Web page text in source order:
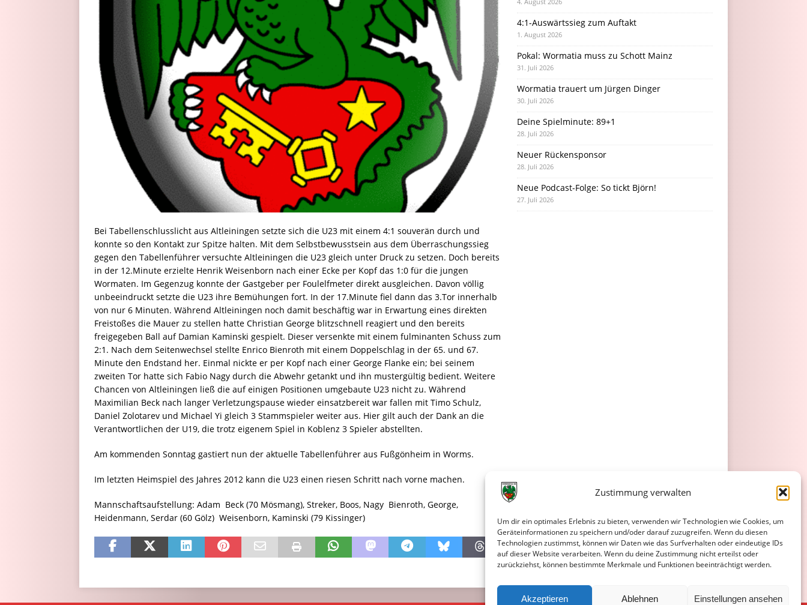
Zustimmung verwalten
Um dir ein optimales Erlebnis zu bieten, verwenden wir Technologien wie Cookies, um
Geräteinformationen zu speichern und/oder darauf zuzugreifen. Wenn du diesen
Technologien zustimmst, können wir Daten wie das Surfverhalten oder eindeutige IDs
auf dieser Website verarbeiten. Wenn du deine Zustimmung nicht erteilst oder
zurückziehst, können bestimmte Merkmale und Funktionen beeinträchtigt werden.
Akzeptieren Ablehnen Einstellungen ansehen
Bei Tabellenschlusslicht aus Altleiningen setzte sich die U23 mit einem 4:1 souverän durch und
konnte so den Kontakt zur Spitze halten. Mit dem Selbstbewusstsein aus dem Überraschungssieg
gegen den Tabellenführer versuchte Altleiningen die U23 gleich unter Druck zu setzen. Doch bereits
in der 12.Minute erzielte Henrik Weisenborn nach einer Ecke per Kopf das 1:0 für die jungen
Wormaten. Im Gegenzug konnte der Gastgeber per Foulelfmeter direkt ausgleichen. Davon völlig
unbeeindruckt setzte die U23 ihre Bemühungen fort. In der 17.Minute fiel dann das 3.Tor innerhalb
von nur 6 Minuten. Während Altleiningen noch damit beschäftig war in Erwartung eines direkten
Freistoßes die Mauer zu stellen hatte Christian George blitzschnell reagiert und den bereits
freigegeben Ball auf Damian Kaminski gespielt. Dieser versenkte mit einem fulminanten Schuss zum
2:1. Nach dem Seitenwechsel stellte Enrico Bienroth mit einem Doppelschlag in der 65. und 67.
Minute den Endstand her. Einmal nickte er per Kopf nach einer George Flanke ein; bei seinem
zweiten Tor hatte sich Fabio Nagy durch die Abwehr getankt und ihn mustergültig bedient. Weitere
Chancen von Altleiningen ließ die auf einigen Positionen umgebaute U23 nicht zu. Während
Maximilian Beck nach langer Verletzungspause wieder einsatzbereit war fallen mit Timo Schulz,
Daniel Zolotarev und Michael Yi gleich 3 Stammspieler weiter aus. Hier gilt auch der Dank an die
Verantwortlichen der U19, die trotz eigenem Spiel in Koblenz 3 Spieler abstellten.
Am kommenden Sonntag gastiert nun der aktuelle Tabellenführer aus Fußgönheim in Worms.
Im letzten Heimspiel des Jahres 2012 kann die U23 einen riesen Schritt nach vorne machen.
Mannschaftsaufstellung: Adam  Beck (70 Mösmang), Streker, Boos, Nagy  Bienroth, George,
Heidenmann, Serdar (60 Gölz)  Weisenborn, Kaminski (79 Kissinger)
4:1-Auswärtssieg zum Auftakt
1. August 2026
Pokal: Wormatia muss zu Schott Mainz
31. Juli 2026
Wormatia trauert um Jürgen Dinger
30. Juli 2026
Deine Spielminute: 89+1
28. Juli 2026
Neuer Rückensponsor
28. Juli 2026
Neue Podcast-Folge: So tickt Björn!
27. Juli 2026